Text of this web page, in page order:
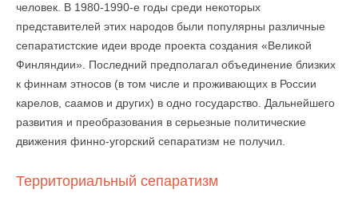
человек. В 1980-1990-е годы среди некоторых
представителей этих народов были популярны различные
сепаратистские идеи вроде проекта создания «Великой
Финляндии». Последний предполагал объединение близких
к финнам этносов (в том числе и проживающих в России
карелов, саамов и других) в одно государство. Дальнейшего
развития и преобразования в серьезные политические
движения финно-угорский сепаратизм не получил.
Территориальный сепаратизм